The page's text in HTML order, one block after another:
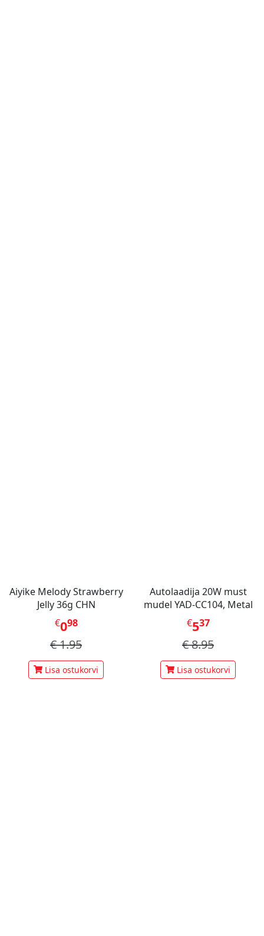
Aiyike Melody Strawberry
Jelly 36g CHN
€098
€1.95
Lisa ostukorvi
Autolaadija 20W must
mudel YAD-CC104, Metal
€537
€8.95
Lisa ostukorvi